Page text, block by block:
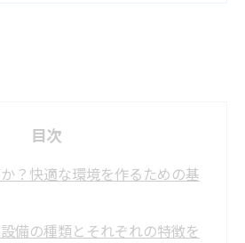
目次
？快適な環境を作るための基
備の種類とそれぞれの特徴を